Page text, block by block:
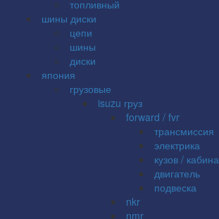
топливный
шины диски
цепи
шины
диски
япония
грузовые
isuzu груз
forward / fvr
трансмиссия
электрика
кузов / кабина
двигатель
подвеска
nkr
nmr